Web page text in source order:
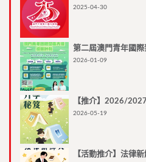
2025-04-30
第二屆澳門青年國際
2026-01-09
【推介】2026/
2026-05-19
【活動推介】法律